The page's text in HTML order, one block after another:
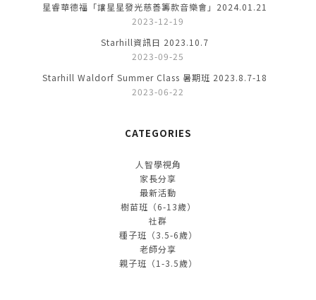
星睿華德福「讓星星發光慈善籌款音樂會」2024.01.21
2023-12-19
Starhill資訊日 2023.10.7
2023-09-25
Starhill Waldorf Summer Class 暑期班 2023.8.7-18
2023-06-22
CATEGORIES
人智學視角
家長分享
最新活動
樹苗班（6-13歲）
社群
種子班（3.5-6歲）
老師分享
親子班（1-3.5歲）